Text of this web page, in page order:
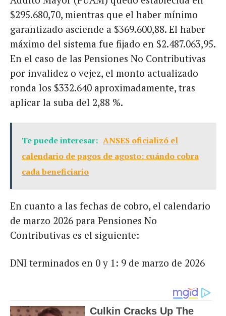
$295.680,70, mientras que el haber mínimo
garantizado asciende a $369.600,88. El haber
máximo del sistema fue fijado en $2.487.063,95.
En el caso de las Pensiones No Contributivas
por invalidez o vejez, el monto actualizado
ronda los $332.640 aproximadamente, tras
aplicar la suba del 2,88 %.
Te puede interesar: ANSES oficializó el
calendario de pagos de agosto: cuándo cobra
cada beneficiario
En cuanto a las fechas de cobro, el calendario
de marzo 2026 para Pensiones No
Contributivas es el siguiente:
DNI terminados en 0 y 1: 9 de marzo de 2026